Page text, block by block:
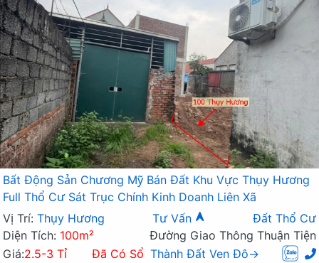
Bất Động Sản Chương Mỹ Bán Đất Khu Vực Thụy Hương
Full Thổ Cư Sát Trục Chính Kinh Doanh Liên Xã
Vị Trí: Thụy Hương Tư Vấn
Đất Thổ Cư
Diện Tích: 100m²
Đường Giao Thông Thuận Tiện
Giá:2.5-3 Tỉ Đã Có Sổ Thành Đất Ven Đô→